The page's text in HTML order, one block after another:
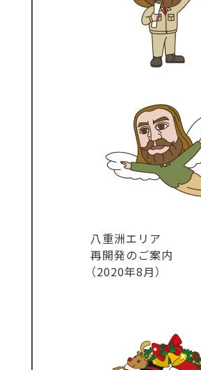
八重洲エリア
再開発のご案内
（2020年8月）